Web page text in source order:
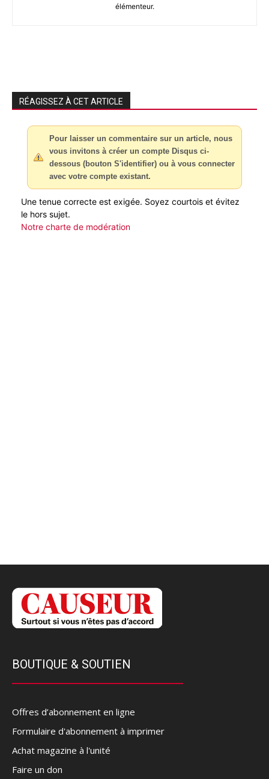
élémenteur.
RÉAGISSEZ À CET ARTICLE
Pour laisser un commentaire sur un article, nous
vous invitons à créer un compte Disqus ci-
dessous (bouton S'identifier) ou à vous connecter
avec votre compte existant.
Une tenue correcte est exigée. Soyez courtois et évitez
le hors sujet.
Notre charte de modération
BOUTIQUE & SOUTIEN
Offres d’abonnement en ligne
Formulaire d'abonnement à imprimer
Achat magazine à l'unité
Faire un don